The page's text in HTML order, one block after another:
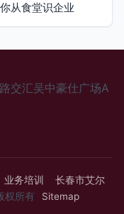
从食堂识企业
交汇吴中豪仕广场A
业务培训
长春市艾尔
权所有 Sitemap